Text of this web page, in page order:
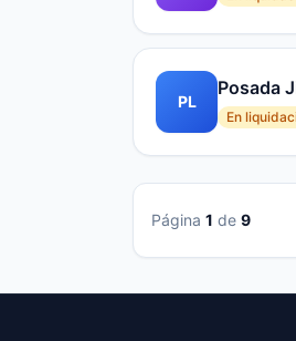
PL
Posada
En
Página 1 de 9